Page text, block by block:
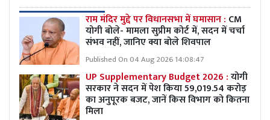
राम मंदिर मुद्दे पर विधानसभा में घमासान : CM
योगी बोले- मामला सुप्रीम कोर्ट में, सदन में चर्चा
संभव नहीं, जानिए क्या बोले शिवपाल
Published On 04 Aug 2026 14:08:47
UP Supplementary Budget 2026 :योगी
सरकार ने सदन में पेश किया 59,019.54 करोड़
का अनुपूरक बजट, जानें किस विभाग को कितना
मिला